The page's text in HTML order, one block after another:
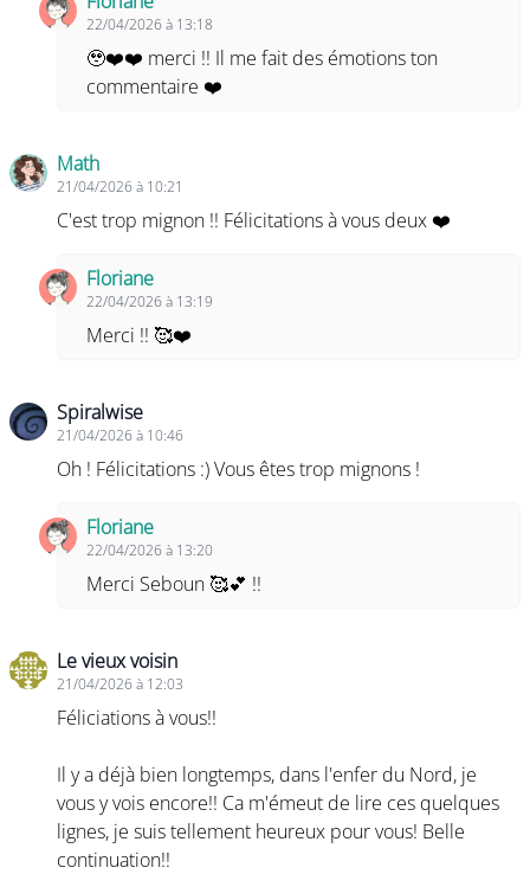
22/04/2026 à 13:18
🥹❤️❤️ merci !! Il me fait des émotions ton
commentaire ❤️
Math
21/04/2026 à 10:21
C'est trop mignon !! Félicitations à vous deux ❤️
Floriane
22/04/2026 à 13:19
Merci !! 🥰❤️
Spiralwise
21/04/2026 à 10:46
Oh ! Félicitations :) Vous êtes trop mignons !
Floriane
22/04/2026 à 13:20
Merci Seboun 🥰💕 !!
Le vieux voisin
21/04/2026 à 12:03
Féliciations à vous!!
Il y a déjà bien longtemps, dans l'enfer du Nord, je
vous y vois encore!! Ca m'émeut de lire ces quelques
lignes, je suis tellement heureux pour vous! Belle
continuation!!